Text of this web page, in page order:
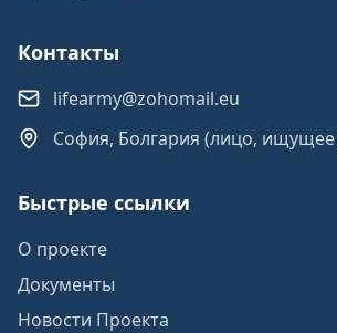
Контакты
lifearmy@zohomail.eu
София, Болгария (лицо,
Быстрые ссылки
О проекте
Документы
Новости Проекта